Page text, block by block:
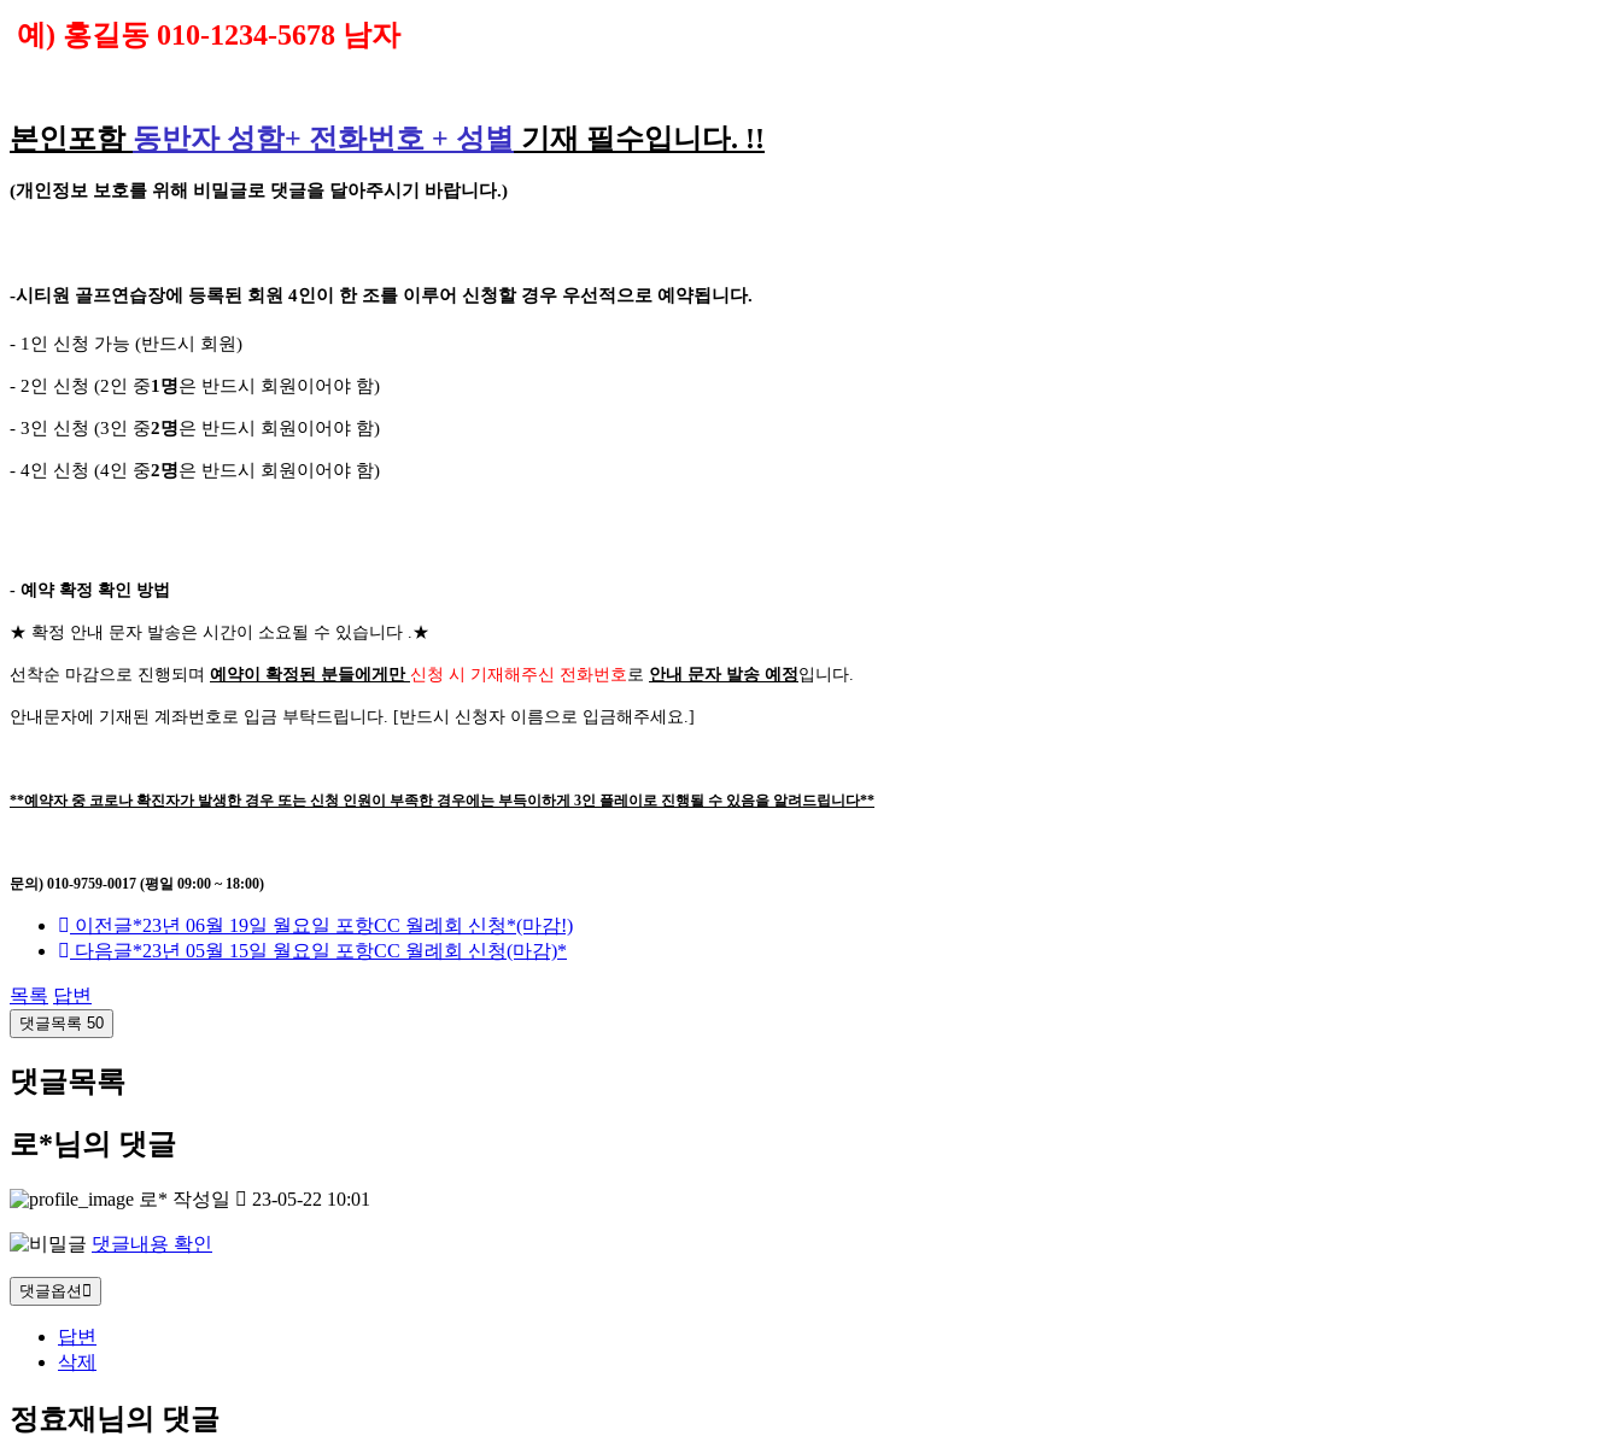
예 ) 홍길동 010-1234-5678 남자
본인포함 동반자 성함+ 전화번호 + 성별 기재 필수입니다. !!
(개인정보 보호를 위해 비밀글로 댓글을 달아주시기 바랍니다.)
-시티원 골프연습장에 등록된 회원 4인이 한 조를 이루어 신청할 경우 우선적으로 예약됩니다.
- 1인 신청 가능 (반드시 회원)
- 2인 신청 (2인 중1명은 반드시 회원이어야 함)
- 3인 신청 (3인 중2명은 반드시 회원이어야 함)
- 4인 신청 (4인 중2명은 반드시 회원이어야 함)
- 예약 확정 확인 방법
★ 확정 안내 문자 발송은 시간이 소요될 수 있습니다 .★
선착순 마감으로 진행되며 예약이 확정된 분들에게만 신청 시 기재해주신 전화번호로 안내 문자 발송 예정입니다.
안내문자에 기재된 계좌번호로 입금 부탁드립니다. [반드시 신청자 이름으로 입금해주세요.]
**예약자 중 코로나 확진자가 발생한 경우 또는 신청 인원이 부족한 경우에는 부득이하게 3인 플레이로 진행될 수 있음을 알려드립니다**
문의) 010-9759-0017 (평일 09:00 ~ 18:00)
이전글*23년 06월 19일 월요일 포항CC 월례회 신청*(마감!)
다음글*23년 05월 15일 월요일 포항CC 월례회 신청(마감)*
목록 답변
댓글목록 50
댓글목록
로*님의 댓글
로* 작성일 23-05-22 10:01
댓글내용 확인
댓글옵션
답변
삭제
정효재님의 댓글